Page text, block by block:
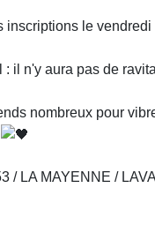
inscriptions le
: il n'y aura pas de
nombreux pour
/ LA MAYENNE /